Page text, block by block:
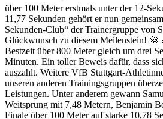
über 100 Meter erstmals unter der 12-
11,77 Sekunden gehört er nun
Sekunden-Club“ der Trainergruppe von
Glückwunsch zu diesem Meilenstein! 🚀
Bestzeit über 800 Meter gleich um drei
Minuten. Ein toller Beweis dafür, dass
auszahlt. Weitere VfB Stuttgart-
unseren anderen Trainingsgruppen
Leistungen. Unter anderem gewann
Weitsprung mit 7,48 Metern, Benjamin
Finale über 100 Meter auf starke 10,78